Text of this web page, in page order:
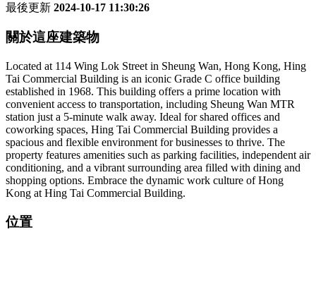
最後更新 2024-10-17 11:30:26
關於這座建築物
Located at 114 Wing Lok Street in Sheung Wan, Hong Kong, Hing
Tai Commercial Building is an iconic Grade C office building
established in 1968. This building offers a prime location with
convenient access to transportation, including Sheung Wan MTR
station just a 5-minute walk away. Ideal for shared offices and
coworking spaces, Hing Tai Commercial Building provides a
spacious and flexible environment for businesses to thrive. The
property features amenities such as parking facilities, independent air
conditioning, and a vibrant surrounding area filled with dining and
shopping options. Embrace the dynamic work culture of Hong
Kong at Hing Tai Commercial Building.
位置